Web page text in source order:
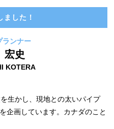
ました！
ランナー
史
KOTERA
生かし、現地との太いパイプ
企画しています。カナダのこと